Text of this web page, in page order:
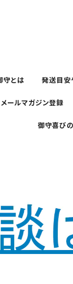
守とは 発送目安
メールマガジン登録
御守喜び